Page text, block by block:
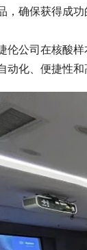
，确保获得成
伦公司在核酸
动化、便捷性和